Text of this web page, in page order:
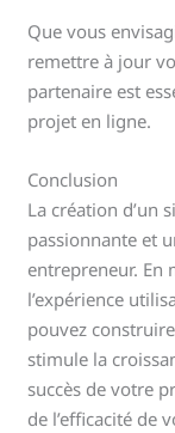
Que vous
remettre à jour
partenaire est
projet en ligne.
Conclusion
La création d’un
passionnante et
entrepreneur. En
l’expérience
pouvez
stimule la
succès de votre
de l’efficacité de